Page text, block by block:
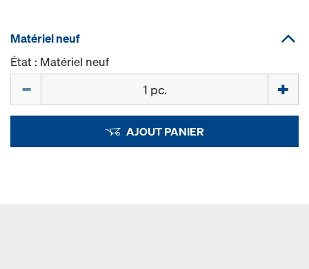
Matériel neuf
État : Matériel neuf
AJOUT PANIER